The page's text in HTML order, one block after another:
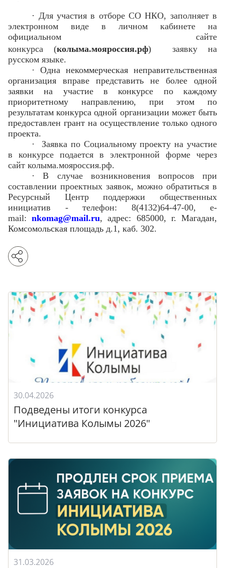
· Для участия в отборе СО НКО, заполняет в
электронном виде в личном кабинете на
официальном сайте
конкурса (колыма.мояроссия.рф) заявку на
русском языке.
·
Одна некоммерческая неправительственная
организация вправе представить не более одной
заявки на участие в конкурсе по каждому
приоритетному направлению, при этом по
результатам конкурса одной организации может быть
предоставлен грант на осуществление только одного
проекта.
·
Заявка по Социальному проекту на участие
в конкурсе подается в электронной форме через
сайт колыма.мояроссия.рф.
·В случае возникновения вопросов при
составлении проектных заявок, можно обратиться в
Ресурсный Центр поддержки общественных
инициатив - телефон: 8(4132)64-47-00, e-
mail:nkomag@mail.ru, адрес: 685000, г. Магадан,
Комсомольская площадь д.1, каб. 302.
30.04.2026
Подведены итоги конкурса
"Инициатива Колымы 2026"
31.03.2026